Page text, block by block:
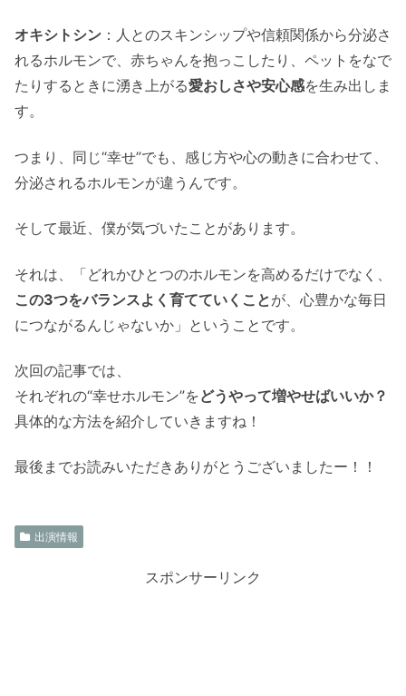
オキシトシン ：人とのスキンシップや信頼関係から分泌さ
れるホルモンで、赤ちゃんを抱っこしたり、ペットをなで
たりするときに湧き上がる愛おしさや安心感を生み出しま
す。
つまり、同じ“幸せ”でも、感じ方や心の動きに合わせて、
分泌されるホルモンが違うんです。
そして最近、僕が気づいたことがあります。
それは、「どれかひとつのホルモンを高めるだけでなく、
この3つをバランスよく育てていくことが、心豊かな毎日
につながるんじゃないか」ということです。
次回の記事では、
それぞれの“幸せホルモン”をどうやって増やせばいいか？
具体的な方法を紹介していきますね！
最後までお読みいただきありがとうございましたー！！
出演情報
スポンサーリンク